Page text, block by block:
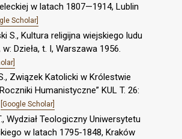
w latach 1807—1914, Lublin
Scholar]
S., Kultura religijna wiejskiego ludu
Dzieła, t. I, Warszawa 1956.
Związek Katolicki w Królestwie
Humanistyczne” KUL T. 26:
[Google Scholar]
Wydział Teologiczny Uniwersytetu
w latach 1795-1848, Kraków